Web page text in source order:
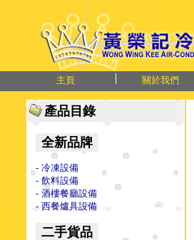
主頁 關於我們
產品目錄
全新品牌
- 冷凍設備
- 飲料設備
- 酒樓餐廳設備
- 西餐爐具設備
二手貨品